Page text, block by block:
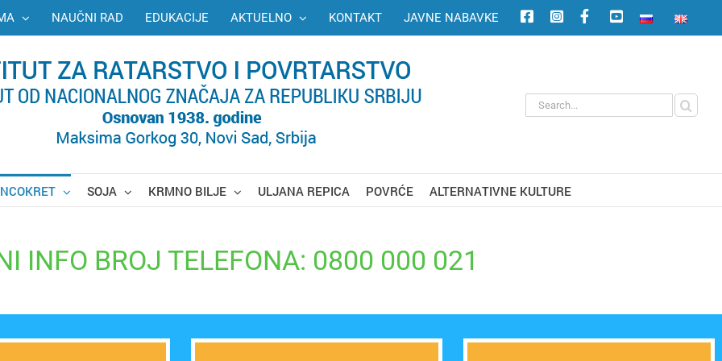
NAUČNI RAD EDUKACIJE AKTUELNO KONTAKT JAVNE NABAVKE
Search
SOJA KRMNO BILJE ULJANA REPICA POVRĆE ALTERNATIVNE KULTURE
INFO BROJ TELEFONA: 0800 000 021